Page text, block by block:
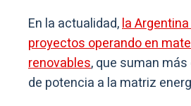
En la actualidad,la
proyectos operando en
renovables, que suman más
de potencia a la matriz